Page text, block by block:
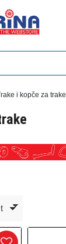
i kopče za trake